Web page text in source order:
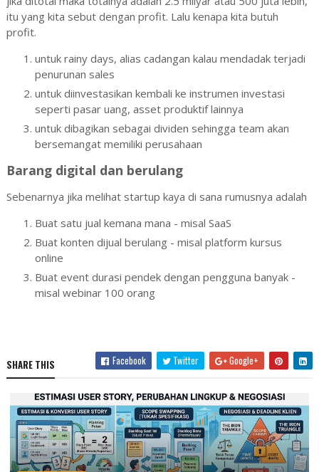
itu yang kita sebut dengan profit. Lalu kenapa kita butuh
profit.
untuk rainy days, alias cadangan kalau mendadak terjadi
penurunan sales
untuk diinvestasikan kembali ke instrumen investasi
seperti pasar uang, asset produktif lainnya
untuk dibagikan sebagai dividen sehingga team akan
bersemangat memiliki perusahaan
Barang digital dan berulang
Sebenarnya jika melihat startup kaya di sana rumusnya adalah
Buat satu jual kemana mana - misal SaaS
Buat konten dijual berulang - misal platform kursus
online
Buat event durasi pendek dengan pengguna banyak -
misal webinar 100 orang
SHARE THIS Facebook Twitter Google+